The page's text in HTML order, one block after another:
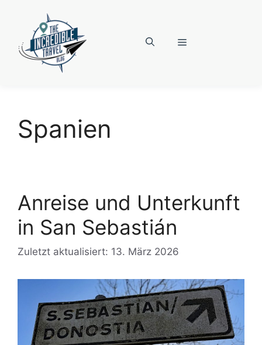
springen
Menü
Spanien
Anreise und Unterkunft
in San Sebastián
Zuletzt aktualisiert: 13. März 2026